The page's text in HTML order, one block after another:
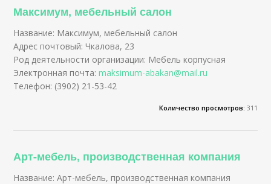
Максимум, мебельный салон
Название: Максимум, мебельный салон
Адрес почтовый: Чкалова, 23
Род деятельности организации: Мебель корпусная
Электронная почта:maksimum-abakan@mail.ru
Телефон: (3902) 21-53-42
Количество просмотров: 311
Арт-мебель, производственная компания
Название: Арт-мебель, производственная компания